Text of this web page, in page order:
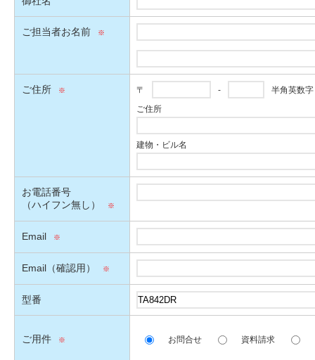
ご担当者お名前
ご住所 〒 -
半角英数字
ご住所
建物・ビル名
お電話番号
（ハイフン無し）
Email
Email（確認用）
型番
ご用件 お問合せ 資料請求